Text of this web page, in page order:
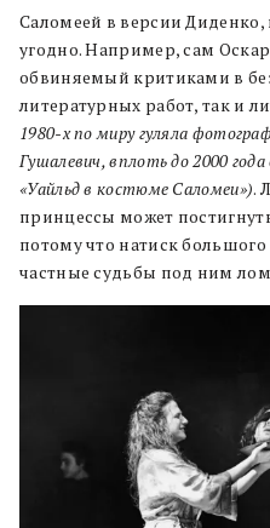
Саломеей в версии Диденко,
угодно. Например, сам
обвиняемый критиками в
литературных работ, так и
1980-х по миру гуляла
Гушалевич, вплоть до 2000
«Уайльд в костюме Саломеи»).
принцессы может
потому что натиск
частные судьбы под ним